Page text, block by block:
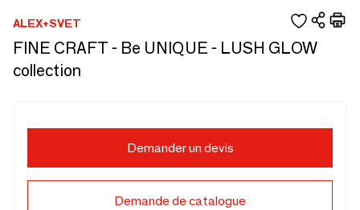
ALEX+SVET
FINE CRAFT - Be UNIQUE - LUSH GLOW
collection
Demander un devis
Demande de catalogue